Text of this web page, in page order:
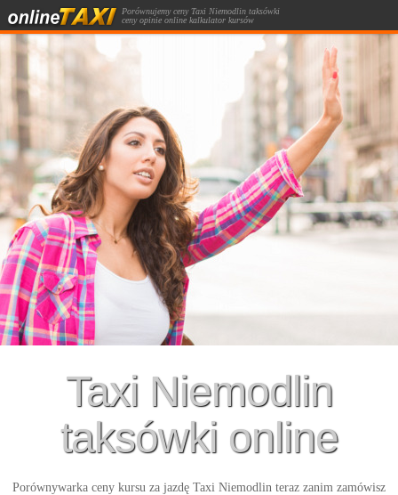
Porównujemy ceny Taxi Niemodlin taksówki
ceny opinie online kalkulator kursów
taksówką.
Taxi Niemodlin
taksówki online
Porównywarka ceny kursu za jazdę Taxi Niemodlin teraz zanim zamówisz